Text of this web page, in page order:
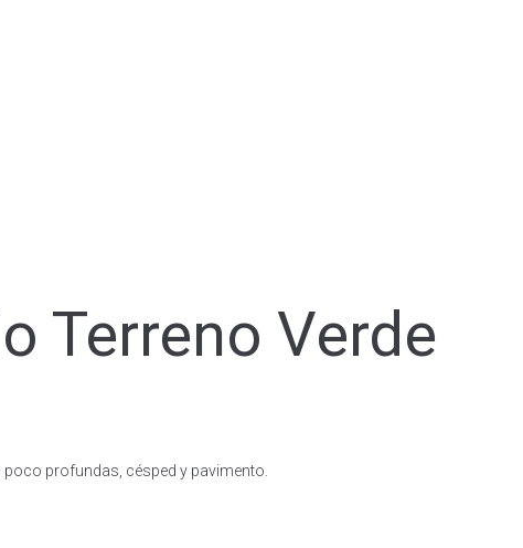
Terreno Verde
profundas, césped y pavimento.